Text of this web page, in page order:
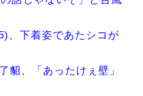
、下着姿であたシコが
貂、「あったけぇ壁」